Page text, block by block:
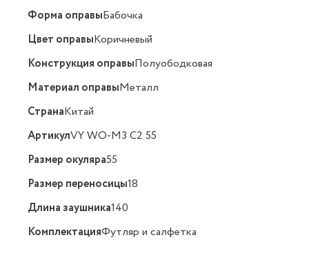
Форма оправыБабочка
Цвет оправыКоричневый
Конструкция оправыПолуободковая
Материал оправыМеталл
СтранаКитай
АртикулVY WO-M3 C2 55
Размер окуляра55
Размер переносицы18
Длина заушника140
КомплектацияФутляр и салфетка